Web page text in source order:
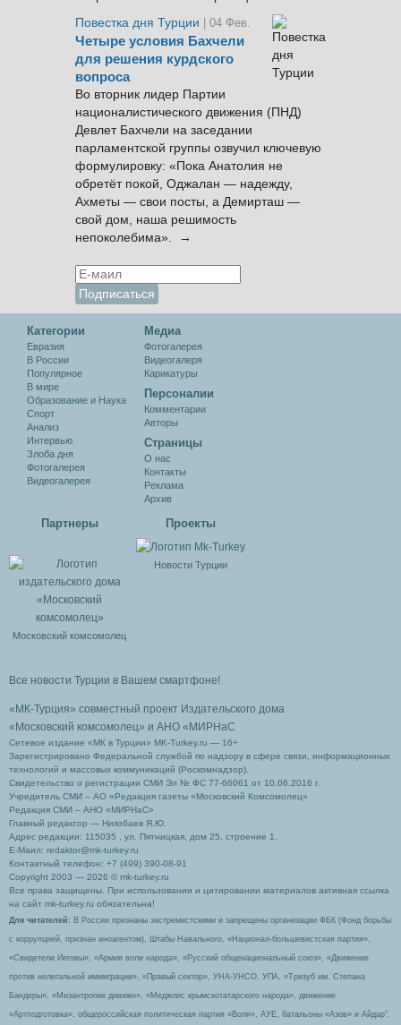
Повестка дня Турции
| 04 Фев.
Четыре условия Бахчели
для решения курдского
вопроса
Во вторник лидер Партии
националистического движения (ПНД)
Девлет Бахчели на заседании
парламентской группы озвучил ключевую
формулировку: «Пока Анатолия не
обретёт покой, Оджалан — надежду,
Ахметы — свои посты, а Демирташ —
свой дом, наша решимость
непоколебима». →
Категории
Евразия
В России
Популярное
В мире
Образование и Наука
Спорт
Анализ
Интервью
Злоба дня
Фотогалерея
Видеогалерея
Медиа
Фотогалерея
Видеогалеря
Карикатуры
Персоналии
Комментарии
Авторы
Cтраницы
О нас
Контакты
Реклама
Архив
Партнеры
Московский комсомолец
Проекты
Новости Турции
Все новости Турции в Вашем смартфоне!
«МК-Турция» совместный проект Издательского дома
«Московский комсомолец» и АНО «МИРНаС
Сетевое издание «МК в Турции» MK-Turkey.ru — 16+
Зарегистрировано Федеральной службой по надзору в сфере связи, информационных
технологий и массовых коммуникаций (Роскомнадзор).
Свидетельство о регистрации СМИ Эл № ФС 77-66061 от 10.06.2016 г.
Учредитель СМИ – АО «Редакция газеты «Московский Комсомолец»
Редакция СМИ – АНО «МИРНаС»
Главный редактор — Ниязбаев Я.Ю.
Адрес редакции: 115035 , ул. Пятницкая, дом 25, строение 1.
Е-Маил: redaktor@mk-turkey.ru
Контактный телефон: +7 (499) 390-08-91
Copyright 2003 — 2026 © mk-turkey.ru
Все права защищены. При использовании и цитировании материалов активная ссылка
на сайт mk-turkey.ru обязательна!
Для читателей : В России признаны экстремистскими и запрещены организации ФБК (Фонд борьбы
с коррупцией, признан иноагентом), Штабы Навального, «Национал-большевистская партия»,
«Свидетели Иеговы», «Армия воли народа», «Русский общенациональный союз», «Движение
против нелегальной иммиграции», «Правый сектор», УНА-УНСО, УПА, «Тризуб им. Степана
Бандеры», «Мизантропик дивижн», «Меджлис крымскотатарского народа», движение
«Артподготовка», общероссийская политическая партия «Воля», АУЕ, батальоны «Азов» и Айдар″.